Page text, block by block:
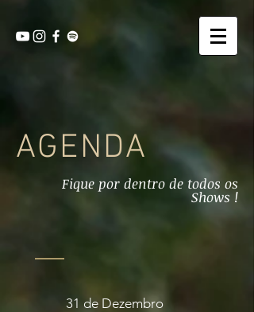
AGENDA
Fique por dentro de todos os
Shows !
31 de Dezembro